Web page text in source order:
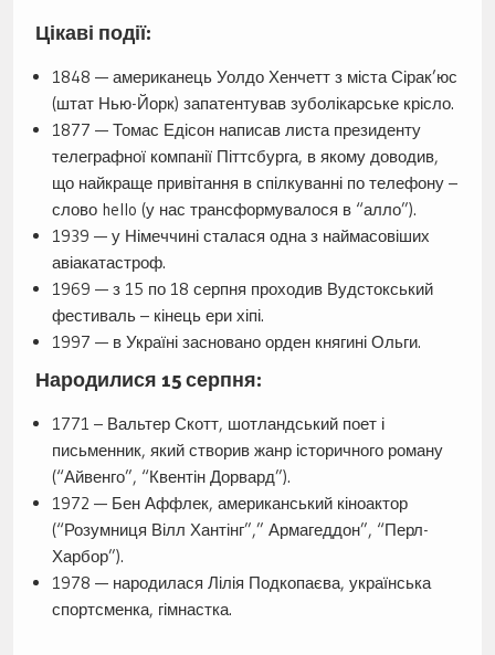
Цікаві події:
1848 — американець Уолдо Хенчетт з міста Сірак’юс
(штат Нью-Йорк) запатентував зуболікарське крісло.
1877 — Томас Едісон написав листа президенту
телеграфної компанії Піттсбурга, в якому доводив,
що найкраще привітання в спілкуванні по телефону –
слово hello (у нас трансформувалося в “алло”).
1939 — у Німеччині сталася одна з наймасовіших
авіакатастроф.
1969 — з 15 по 18 серпня проходив Вудстокський
фестиваль – кінець ери хіпі.
1997 — в Україні засновано орден княгині Ольги.
Народилися 15 серпня:
1771 – Вальтер Скотт, шотландський поет і
письменник, який створив жанр історичного роману
(“Айвенго”, “Квентін Дорвард”).
1972 — Бен Аффлек, американський кіноактор
(“Розумниця Вілл Хантінг”,” Армагеддон”, “Перл-
Харбор”).
1978 — народилася Лілія Подкопаєва, українська
спортсменка, гімнастка.